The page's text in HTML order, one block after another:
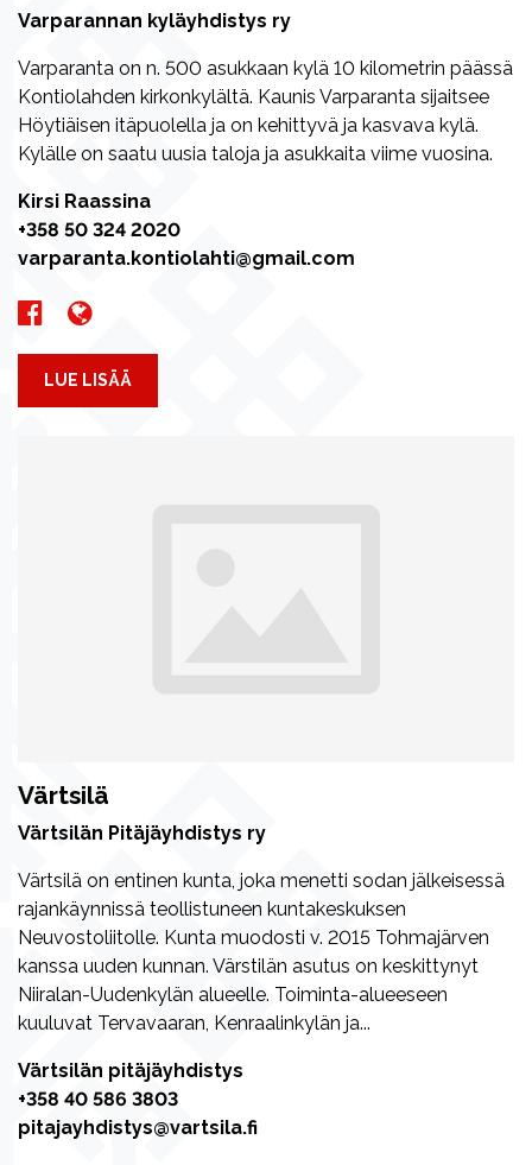
Varparannan kyläyhdistys ry
Varparanta on n. 500 asukkaan kylä 10 kilometrin päässä
Kontiolahden kirkonkylältä. Kaunis Varparanta sijaitsee
Höytiäisen itäpuolella ja on kehittyvä ja kasvava kylä.
Kylälle on saatu uusia taloja ja asukkaita viime vuosina.
Kirsi Raassina
+358 50 324 2020
varparanta.kontiolahti@gmail.com
LUE LISÄÄ
Värtsilä
Värtsilän Pitäjäyhdistys ry
Värtsilä on entinen kunta, joka menetti sodan jälkeisessä
rajankäynnissä teollistuneen kuntakeskuksen
Neuvostoliitolle. Kunta muodosti v. 2015 Tohmajärven
kanssa uuden kunnan. Värstilän asutus on keskittynyt
Niiralan-Uudenkylän alueelle. Toiminta-alueeseen
kuuluvat Tervavaaran, Kenraalinkylän ja...
Värtsilän pitäjäyhdistys
+358 40 586 3803
pitajayhdistys@vartsila.fi